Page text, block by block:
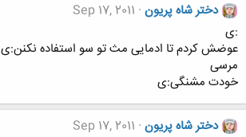
دختر شاه پریون Sep 17, 2011
:ی
عوضش کردم تا ادمایی مث تو سو استفاده نکنن:ی
مرسی
خودت مشنگی:ی
دختر شاه پریون Sep 17, 2011